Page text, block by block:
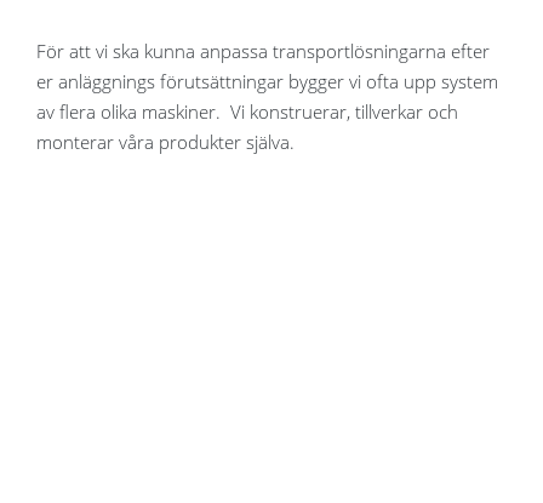
För att vi ska kunna anpassa transportlösningarna efter
er anläggnings förutsättningar bygger vi ofta upp system
av flera olika maskiner. Vi konstruerar, tillverkar och
monterar våra produkter själva.